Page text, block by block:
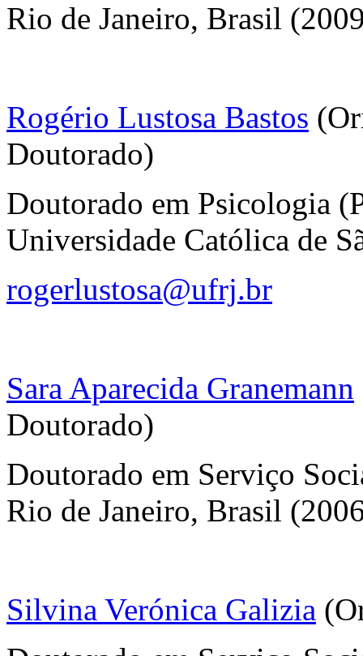
Rio de Janeiro, Brasil
Rogério Lustosa Bastos
Doutorado)
Doutorado em Psicologia
Universidade Católica de
rogerlustosa@ufrj.br
Sara Aparecida Granemann
Doutorado)
Doutorado em Serviço
Rio de Janeiro, Brasil
Silvina Verónica Galizia